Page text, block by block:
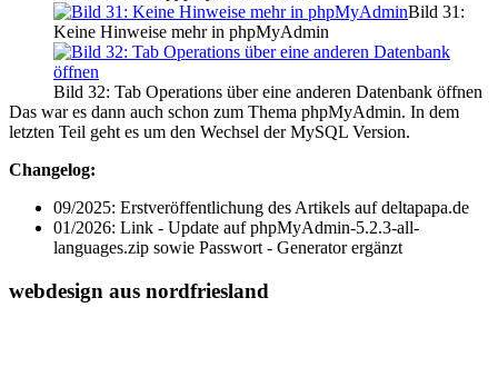
Bild 31:
Keine Hinweise mehr in phpMyAdmin
Bild 32: Tab Operations über eine anderen Datenbank öffnen
Das war es dann auch schon zum Thema phpMyAdmin. In dem
letzten Teil geht es um den Wechsel der MySQL Version.
Changelog:
09/2025: Erstveröffentlichung des Artikels auf deltapapa.de
01/2026: Link - Update auf phpMyAdmin-5.2.3-all-
languages.zip sowie Passwort - Generator ergänzt
webdesign aus nordfriesland